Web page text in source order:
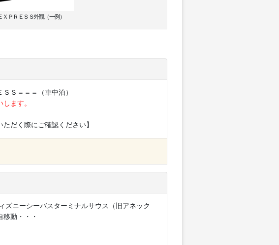
ＸＰＲＥＳＳ外観（一例）
Ｓ＝＝＝（車中泊）
ます。
だく際にご確認ください】
ズニーシーバスターミナルサウス（旧アネック
動・・・